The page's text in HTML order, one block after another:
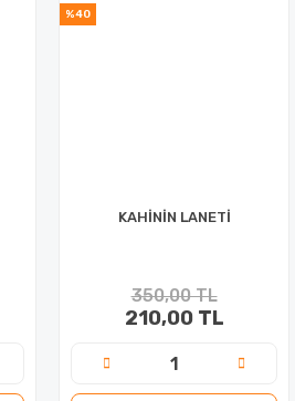
%40
KAHİNİN LANETİ
350,00 TL
210,00 TL